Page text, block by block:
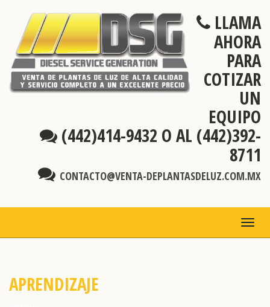
LLAMA
AHORA
PARA
COTIZAR
UN
EQUIPO
(442)414-9432 O AL (442)392-
8711
CONTACTO@VENTA-DEPLANTASDELUZ.COM.MX
APRENDIZAJE